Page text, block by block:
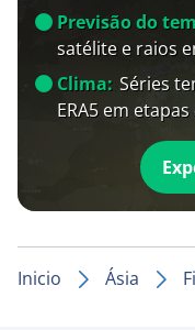
Previsão do
satélite e raios
Clima: Séries
ERA5 em
Inicio Ásia